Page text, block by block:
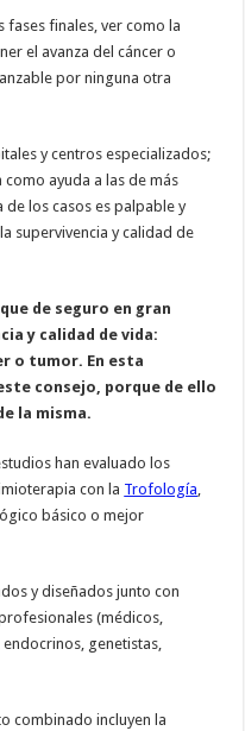
fases finales, ver como la
el avanza del cáncer o
por ninguna otra
y centros especializados;
como ayuda a las de más
de los casos es palpable y
supervivencia y calidad de
de seguro en gran
y calidad de vida:
o tumor. En esta
consejo, porque de ello
la misma.
han evaluado los
con la Trofología,
básico o mejor
y diseñados junto con
(médicos,
genetistas,
combinado incluyen la